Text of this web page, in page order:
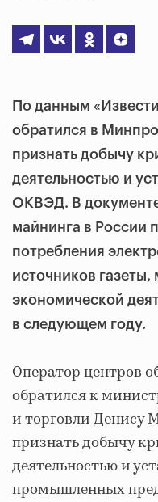
По данным
обратился в
признать добычу
деятельностью и
ОКВЭД. В документе
майнинга в России
потребления
источников газеты,
экономической
в следующем году.
Оператор центров
обратился к
и торговли Денису
признать добычу
деятельностью и
промышленных